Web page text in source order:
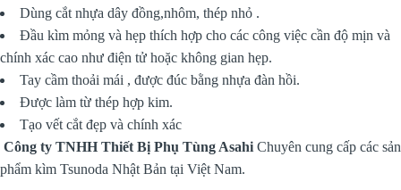
Dùng cắt nhựa dây đồng,nhôm, thép nhỏ .
Đầu kìm mỏng và hẹp thích hợp cho các công việc cần độ mịn và
chính xác cao như điện tử hoặc không gian hẹp.
Tay cầm thoải mái , được đúc bằng nhựa đàn hồi.
Được làm từ thép hợp kim.
Tạo vết cắt đẹp và chính xác
Công ty TNHH Thiết Bị Phụ Tùng Asahi Chuyên cung cấp các sản
phẩm kìm Tsunoda Nhật Bản tại Việt Nam.